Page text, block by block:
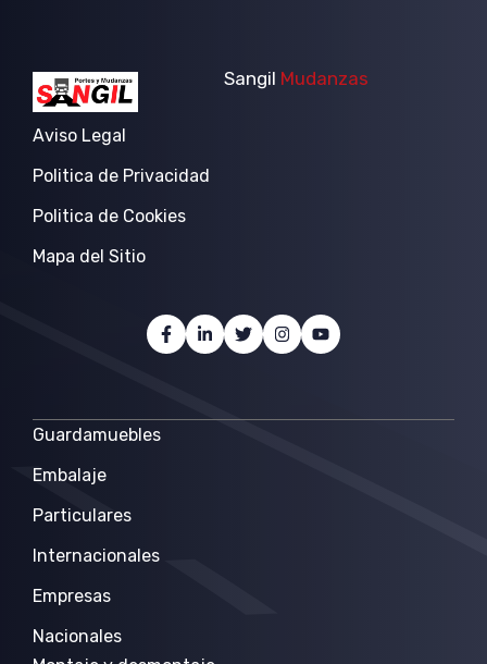
Sangil Mudanzas
Aviso Legal
Politica de Privacidad
Politica de Cookies
Mapa del Sitio
Guardamuebles
Embalaje
Particulares
Internacionales
Empresas
Nacionales